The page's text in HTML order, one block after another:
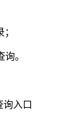
。
入口